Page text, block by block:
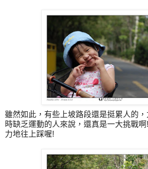
雖然如此，有些上坡路段還是挺累人的
時缺乏運動的人來說，還真是一大挑戰
力地往上踩喔!